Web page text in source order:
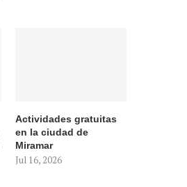
Actividades gratuitas
en la ciudad de
Miramar
Jul 16, 2026